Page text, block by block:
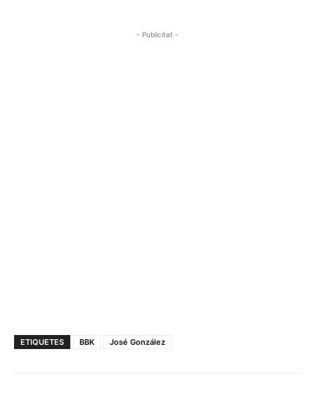
- Publicitat -
ETIQUETES BBK José González